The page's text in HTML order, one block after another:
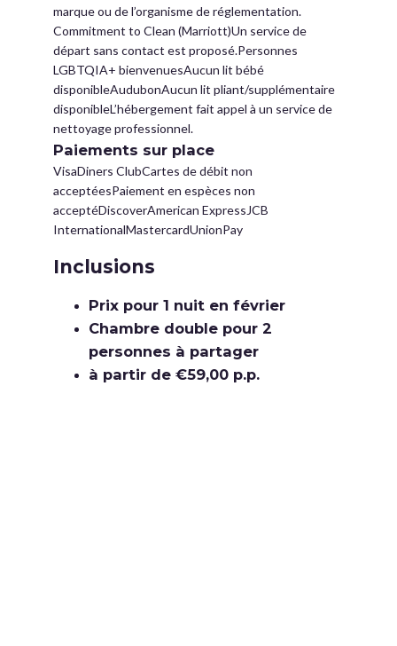
marque ou de l’organisme de réglementation.
Commitment to Clean (Marriott)Un service de
départ sans contact est proposé.Personnes
LGBTQIA+ bienvenuesAucun lit bébé
disponibleAudubonAucun lit pliant/supplémentaire
disponibleL’hébergement fait appel à un service de
nettoyage professionnel.
Paiements sur place
VisaDiners ClubCartes de débit non
acceptéesPaiement en espèces non
acceptéDiscoverAmerican ExpressJCB
InternationalMastercardUnionPay
Inclusions
Prix pour 1 nuit en février
Chambre double pour 2
personnes à partager
à partir de €59,00 p.p.